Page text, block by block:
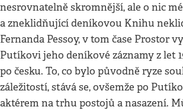
nesrovnatelně skromnější, ale o nic
a zneklidňující deníkovou Knihu
Fernanda Pessoy, v tom čase Prostor
Putíkovi jeho deníkové záznamy z let
po česku. To, co bylo původně ryze
záležitostí, stává se, ovšemže po
aktérem na trhu postojů a nasazení.